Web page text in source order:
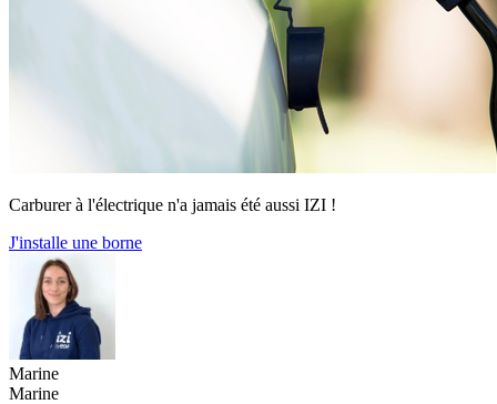
Carburer à l'électrique n'a jamais été aussi IZI !
J'installe une borne
Marine
Marine